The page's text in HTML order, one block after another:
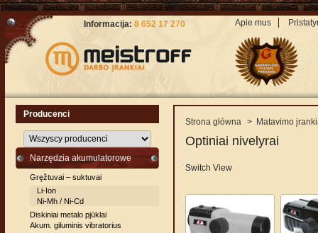
Apie mus
Informacija: 8 652 17 270
Producenci
Narzędzia akumulatorowe
Gręžtuvai – suktuvai
Li-Ion
Ni-Mh / Ni-Cd
Diskiniai metalo pjūklai
Akum. giluminis vibratorius
Strona główna > Matavimo
Optiniai nivelyrai
Switch View